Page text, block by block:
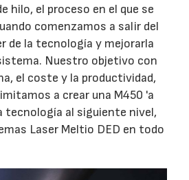
hilo, el proceso en el que se
comenzamos a salir del
de la tecnología y mejorarla
Nuestro objetivo con
el coste y la productividad,
a crear una M450 'a
tecnología al siguiente nivel,
Laser Meltio DED en todo